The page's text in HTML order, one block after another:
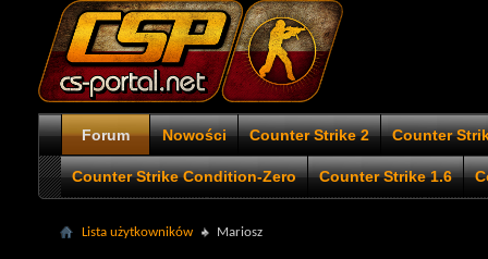
Forum Nowości Counter Strike 2 Counter
Counter Strike Condition-Zero Counter Strike 1.6
Lista użytkowników Mariosz